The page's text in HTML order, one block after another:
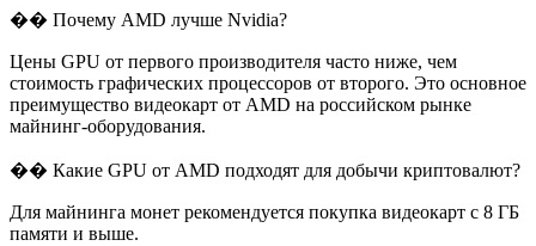
�� Почему AMD лучше Nvidia?
Цены GPU от первого производителя часто ниже, чем
стоимость графических процессоров от второго. Это основное
преимущество видеокарт от AMD на российском рынке
майнинг-оборудования.
�� Какие GPU от AMD подходят для добычи криптовалют?
Для майнинга монет рекомендуется покупка видеокарт с 8 ГБ
памяти и выше.